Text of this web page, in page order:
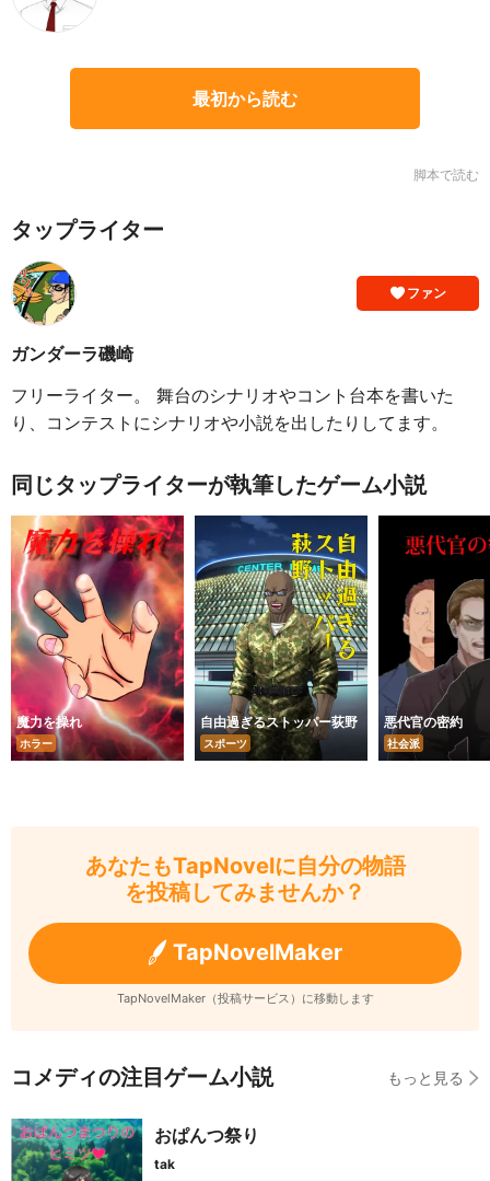
最初から読む
脚本で読む
タップライター
ファン
ガンダーラ磯崎
フリーライター。 舞台のシナリオやコント台本を書いた
り、コンテストにシナリオや小説を出したりしてます。
同じタップライターが執筆したゲーム小説
魔力を操れ
ホラー
自由過ぎるストッパー荻野
スポーツ
悪代官の密約
社会派
あなたもTapNovelに自分の物語
を投稿してみませんか？
TapNovelMaker
TapNovelMaker（投稿サービス）に移動します
コメディの注目ゲーム小説 もっと見る
おぱんつ祭り
tak